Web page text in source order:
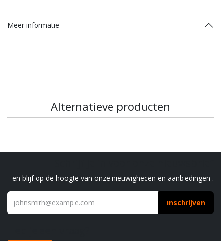
Meer informatie
Alternatieve producten
en blijf op de hoogte van onze nieuwigheden en aanbiedingen .
Inschrijven